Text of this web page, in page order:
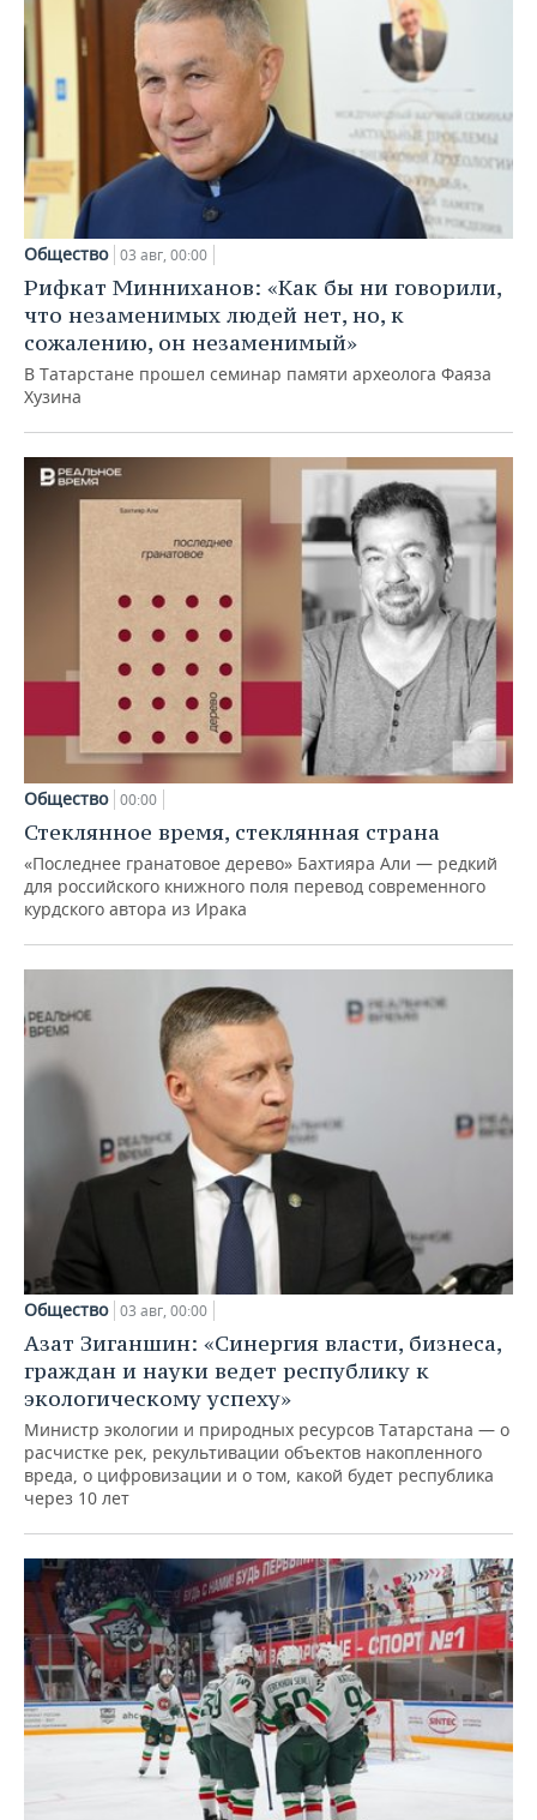
Общество 03 авг, 00:00
Рифкат Минниханов: «Как бы ни говорили,
что незаменимых людей нет, но, к
сожалению, он незаменимый»
В Татарстане прошел семинар памяти археолога Фаяза
Хузина
Общество 00:00
Стеклянное время, стеклянная страна
«Последнее гранатовое дерево» Бахтияра Али — редкий
для российского книжного поля перевод современного
курдского автора из Ирака
Общество 03 авг, 00:00
Азат Зиганшин: «Синергия власти, бизнеса,
граждан и науки ведет республику к
экологическому успеху»
Министр экологии и природных ресурсов Татарстана — о
расчистке рек, рекультивации объектов накопленного
вреда, о цифровизации и о том, какой будет республика
через 10 лет